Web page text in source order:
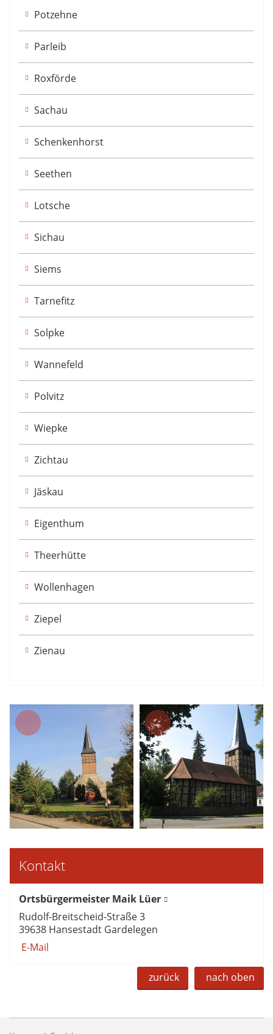
Potzehne
Parleib
Roxförde
Sachau
Schenkenhorst
Seethen
Lotsche
Sichau
Siems
Tarnefitz
Solpke
Wannefeld
Polvitz
Wiepke
Zichtau
Jäskau
Eigenthum
Theerhütte
Wollenhagen
Ziepel
Zienau
Kontakt
Ortsbürgermeister Maik Lüer
Rudolf-Breitscheid-Straße 3
39638 Hansestadt Gardelegen
E-Mail
zurück nach oben